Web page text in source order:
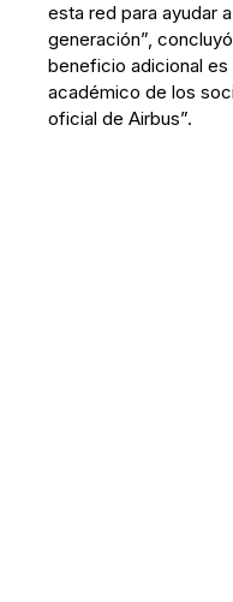
esta red para ayudar
generación”,
beneficio adicional
académico de los
oficial de Airbus”.